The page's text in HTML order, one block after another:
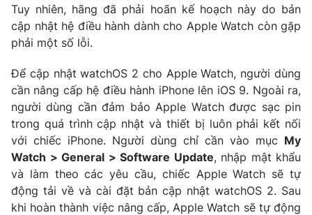
Photo Infographic
Video
VTV Money VTV Thể thao
VTV Sức khoẻ Bất động sản
Thị trường 24h Tấm lòng Việt
Tuy nhiên, hãng đã phải hoãn kế hoạch này do bản
cập nhật hệ điều hành dành cho Apple Watch còn gặp
phải một số lỗi.
Để cập nhật watchOS 2 cho Apple Watch, người dùng
cần nâng cấp hệ điều hành iPhone lên iOS 9. Ngoài ra,
người dùng cần đảm bảo Apple Watch được sạc pin
trong quá trình cập nhật và thiết bị luôn phải kết nối
với chiếc iPhone. Người dùng chỉ cần vào mục My
Watch > General > Software Update, nhập mật khẩu
và làm theo các yêu cầu, chiếc Apple Watch sẽ tự
động tải về và cài đặt bản cập nhật watchOS 2. Sau
khi hoàn thành việc nâng cấp, Apple Watch sẽ tự động